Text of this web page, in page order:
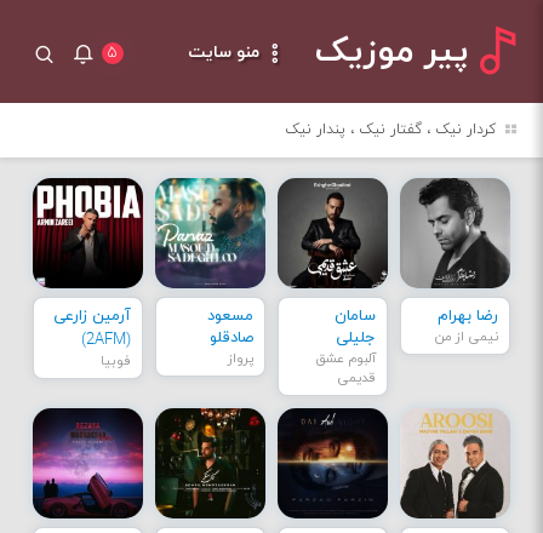
پیر موزیک منو سایت ۵
کردار نیک ، گفتار نیک ، پندار نیک
رضا بهرام
نیمی از من
سامان
جلیلی
آلبوم عشق
قدیمی
مسعود
صادقلو
پرواز
آرمین زارعی
(2AFM)
فوبیا